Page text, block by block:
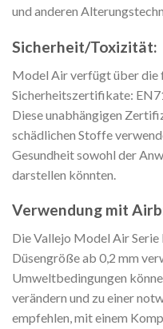
und anderen
Sicherheit/Toxizität:
Model Air verfügt über die
Sicherheitszertifikate:
Diese unabhängigen
schädlichen Stoffe
Gesundheit sowohl der
darstellen könnten.
Verwendung mit
Die Vallejo Model Air Serie
Düsengröße ab 0,2 mm
Umweltbedingungen
verändern und zu einer
empfehlen, mit einem